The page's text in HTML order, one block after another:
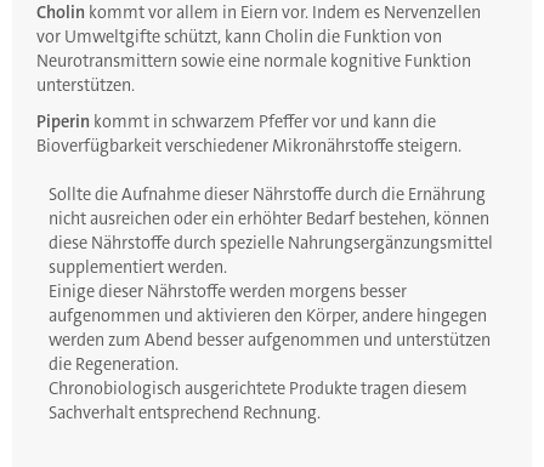
Cholin kommt vor allem in Eiern vor. Indem es Nervenzellen
vor Umweltgifte schützt, kann Cholin die Funktion von
Neurotransmittern sowie eine normale kognitive Funktion
unterstützen.
Piperin kommt in schwarzem Pfeffer vor und kann die
Bioverfügbarkeit verschiedener Mikronährstoffe steigern.
Sollte die Aufnahme dieser Nährstoffe durch die Ernährung
nicht ausreichen oder ein erhöhter Bedarf bestehen, können
diese Nährstoffe durch spezielle Nahrungsergänzungsmittel
supplementiert werden.
Einige dieser Nährstoffe werden morgens besser
aufgenommen und aktivieren den Körper, andere hingegen
werden zum Abend besser aufgenommen und unterstützen
die Regeneration.
Chronobiologisch ausgerichtete Produkte tragen diesem
Sachverhalt entsprechend Rechnung.